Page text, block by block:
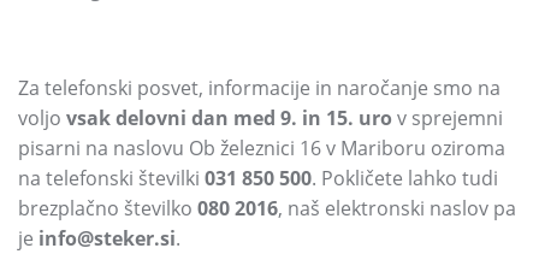
Za telefonski posvet, informacije in naročanje smo na
voljo vsak delovni dan med 9. in 15. uro v sprejemni
pisarni na naslovu Ob železnici 16 v Mariboru oziroma
na telefonski številki 031 850 500. Pokličete lahko tudi
brezplačno številko 080 2016, naš elektronski naslov pa
je info@steker.si.